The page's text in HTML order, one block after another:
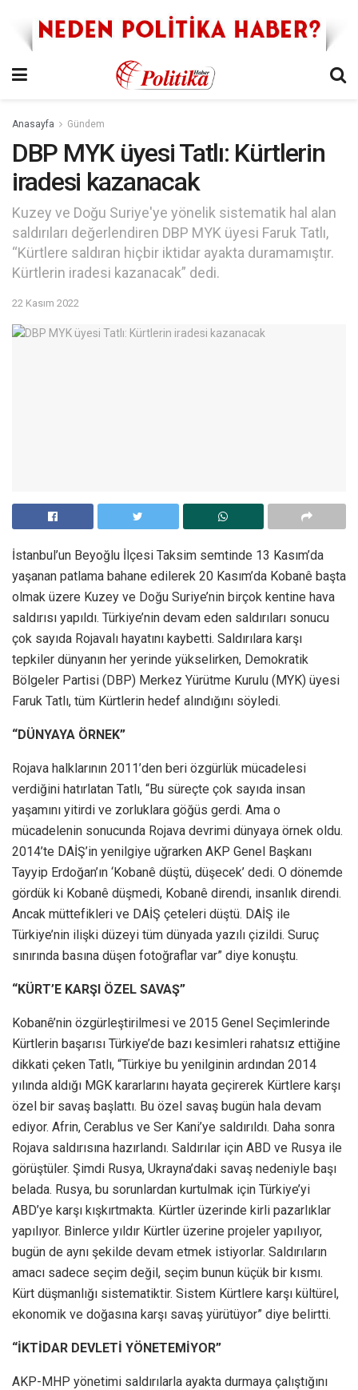
Anasayfa Gündem
DBP MYK üyesi Tatlı: Kürtlerin
iradesi kazanacak
Kuzey ve Doğu Suriye'ye yönelik sistematik hal alan
saldırıları değerlendiren DBP MYK üyesi Faruk Tatlı,
“Kürtlere saldıran hiçbir iktidar ayakta duramamıştır.
Kürtlerin iradesi kazanacak” dedi.
22 Kasım 2022
İstanbul’un Beyoğlu İlçesi Taksim semtinde 13 Kasım’da
yaşanan patlama bahane edilerek 20 Kasım’da Kobanê başta
olmak üzere Kuzey ve Doğu Suriye’nin birçok kentine hava
saldırısı yapıldı. Türkiye’nin devam eden saldırıları sonucu
çok sayıda Rojavalı hayatını kaybetti. Saldırılara karşı
tepkiler dünyanın her yerinde yükselirken, Demokratik
Bölgeler Partisi (DBP) Merkez Yürütme Kurulu (MYK) üyesi
Faruk Tatlı, tüm Kürtlerin hedef alındığını söyledi.
“DÜNYAYA ÖRNEK”
Rojava halklarının 2011’den beri özgürlük mücadelesi
verdiğini hatırlatan Tatlı, “Bu süreçte çok sayıda insan
yaşamını yitirdi ve zorluklara göğüs gerdi. Ama o
mücadelenin sonucunda Rojava devrimi dünyaya örnek oldu.
2014’te DAİŞ’in yenilgiye uğrarken AKP Genel Başkanı
Tayyip Erdoğan’ın ‘Kobanê düştü, düşecek’ dedi. O dönemde
gördük ki Kobanê düşmedi, Kobanê direndi, insanlık direndi.
Ancak müttefikleri ve DAİŞ çeteleri düştü. DAİŞ ile
Türkiye’nin ilişki düzeyi tüm dünyada yazılı çizildi. Suruç
sınırında basına düşen fotoğraflar var” diye konuştu.
“KÜRT’E KARŞI ÖZEL SAVAŞ”
Kobanê’nin özgürleştirilmesi ve 2015 Genel Seçimlerinde
Kürtlerin başarısı Türkiye’de bazı kesimleri rahatsız ettiğine
dikkati çeken Tatlı, “Türkiye bu yenilginin ardından 2014
yılında aldığı MGK kararlarını hayata geçirerek Kürtlere karşı
özel bir savaş başlattı. Bu özel savaş bugün hala devam
ediyor. Afrin, Cerablus ve Ser Kani’ye saldırıldı. Daha sonra
Rojava saldırısına hazırlandı. Saldırılar için ABD ve Rusya ile
görüştüler. Şimdi Rusya, Ukrayna’daki savaş nedeniyle başı
belada. Rusya, bu sorunlardan kurtulmak için Türkiye’yi
ABD’ye karşı kışkırtmakta. Kürtler üzerinde kirli pazarlıklar
yapılıyor. Binlerce yıldır Kürtler üzerine projeler yapılıyor,
bugün de aynı şekilde devam etmek istiyorlar. Saldırıların
amacı sadece seçim değil, seçim bunun küçük bir kısmı.
Kürt düşmanlığı sistematiktir. Sistem Kürtlere karşı kültürel,
ekonomik ve doğasına karşı savaş yürütüyor” diye belirtti.
“İKTİDAR DEVLETİ YÖNETEMİYOR”
AKP-MHP yönetimi saldırılarla ayakta durmaya çalıştığını